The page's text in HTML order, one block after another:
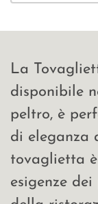
La
disponibile
peltro, è
di eleganza
tovaglietta
esigenze